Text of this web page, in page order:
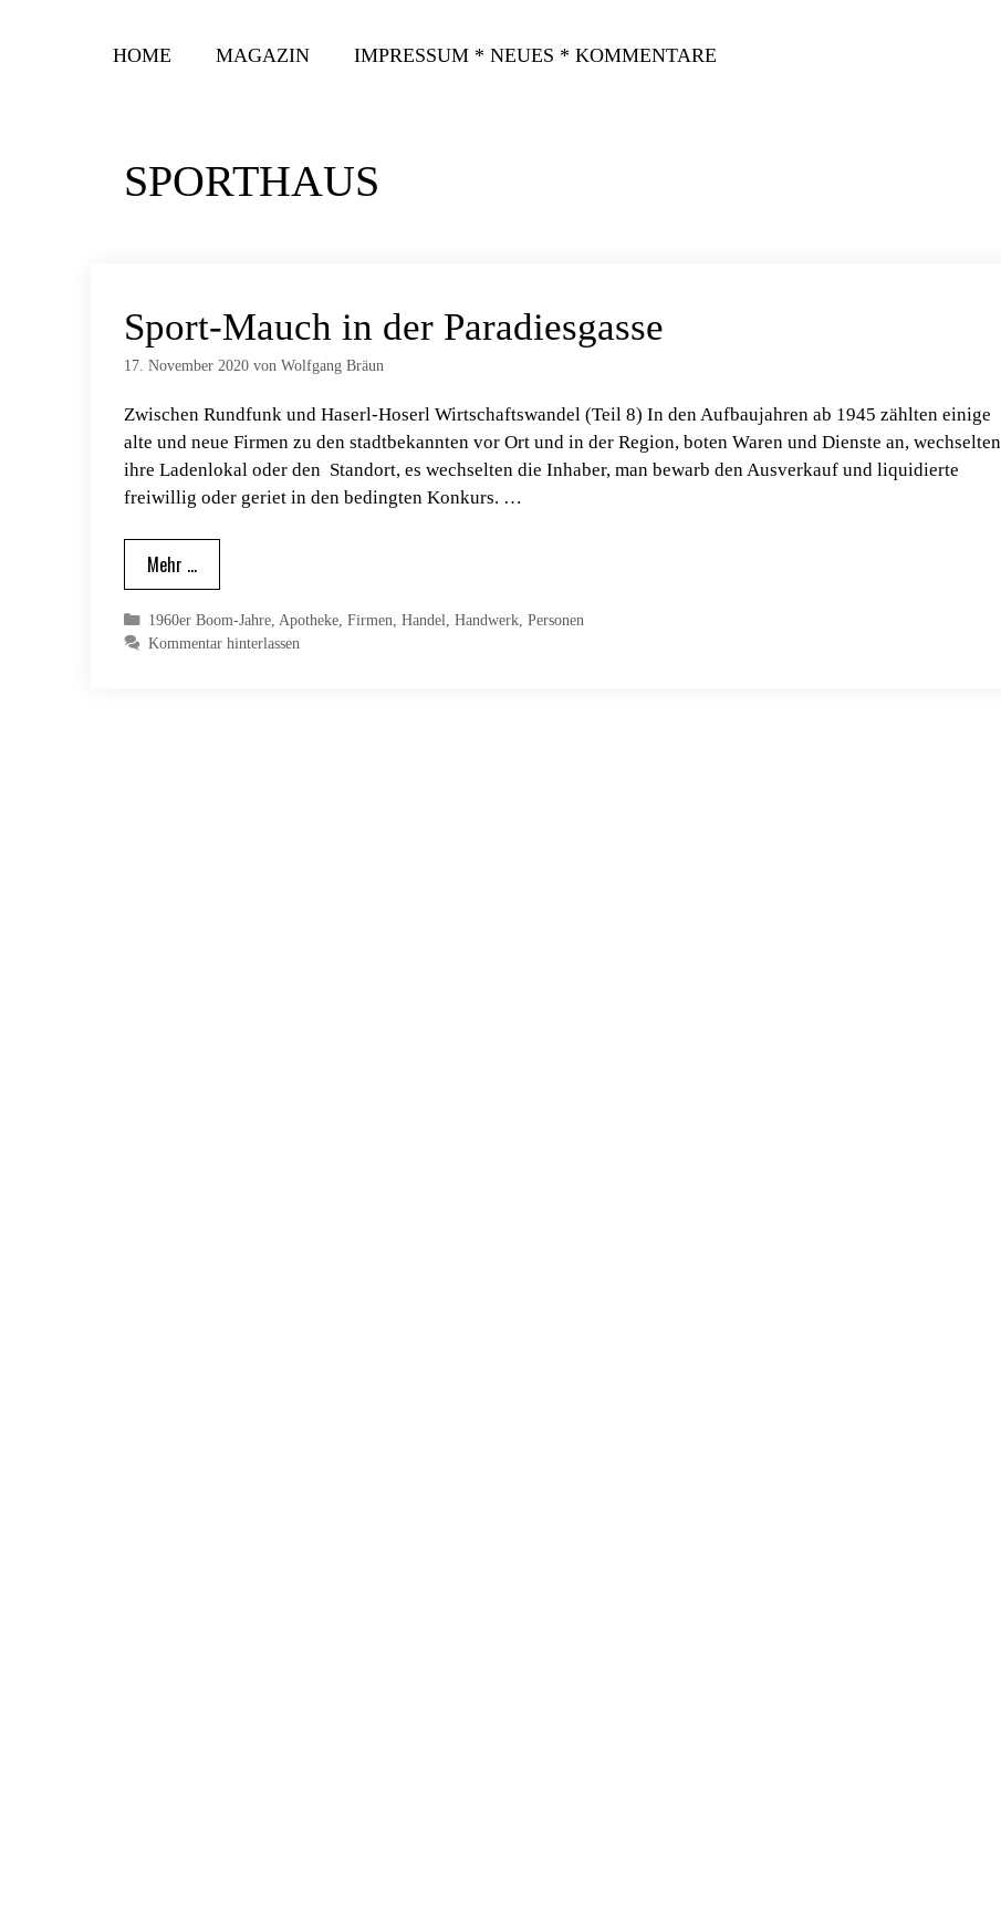
HOME MAGAZIN IMPRESSUM * NEUES * KOMMENTARE
SPORTHAUS
Sport-Mauch in der Paradiesgasse
17. November 2020 von Wolfgang Bräun
Zwischen Rundfunk und Haserl-Hoserl Wirtschaftswandel (Teil 8) In den Aufbaujahren ab 1945 zählten einige
alte und neue Firmen zu den stadtbekannten vor Ort und in der Region, boten Waren und Dienste an, wechselten
ihre Ladenlokal oder den Standort, es wechselten die Inhaber, man bewarb den Ausverkauf und liquidierte
freiwillig oder geriet in den bedingten Konkurs. …
Mehr …
Kategorien
1960er Boom-Jahre, Apotheke, Firmen, Handel, Handwerk, Personen
Kommentar hinterlassen